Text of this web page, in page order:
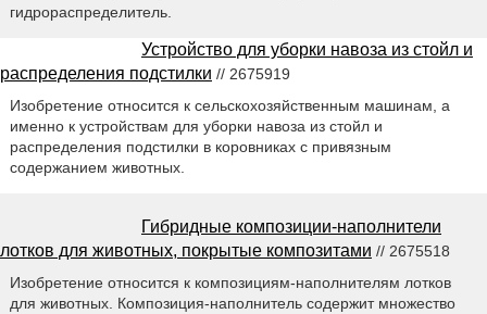
гидрораспределитель.
Устройство для уборки навоза из стойл и
распределения подстилки // 2675919
Изобретение относится к сельскохозяйственным машинам, а
именно к устройствам для уборки навоза из стойл и
распределения подстилки в коровниках с привязным
содержанием животных.
Гибридные композиции-наполнители
лотков для животных, покрытые композитами // 2675518
Изобретение относится к композициям-наполнителям лотков
для животных. Композиция-наполнитель содержит множество